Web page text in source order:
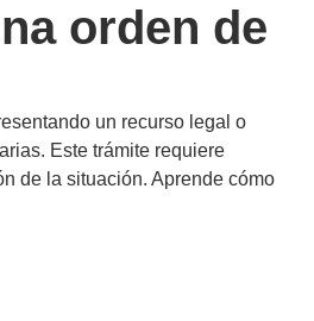
orden de
un recurso legal o
Este trámite requiere
de la situación. Aprende cómo